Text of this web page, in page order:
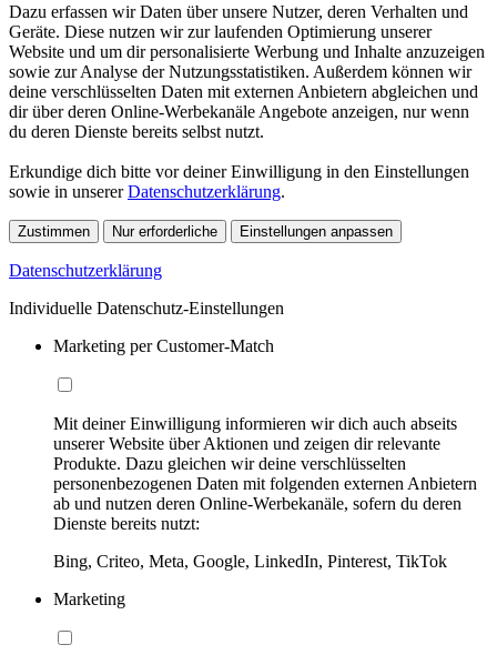
Dazu erfassen wir Daten über unsere Nutzer, deren Verhalten und
Geräte. Diese nutzen wir zur laufenden Optimierung unserer
Website und um dir personalisierte Werbung und Inhalte anzuzeigen
sowie zur Analyse der Nutzungsstatistiken. Außerdem können wir
deine verschlüsselten Daten mit externen Anbietern abgleichen und
dir über deren Online-Werbekanäle Angebote anzeigen, nur wenn
du deren Dienste bereits selbst nutzt.
Erkundige dich bitte vor deiner Einwilligung in den Einstellungen
sowie in unsererDatenschutzerklärung.
Zustimmen Nur erforderliche Einstellungen anpassen
Datenschutzerklärung
Individuelle Datenschutz-Einstellungen
Marketing per Customer-Match
Mit deiner Einwilligung informieren wir dich auch abseits
unserer Website über Aktionen und zeigen dir relevante
Produkte. Dazu gleichen wir deine verschlüsselten
personenbezogenen Daten mit folgenden externen Anbietern
ab und nutzen deren Online-Werbekanäle, sofern du deren
Dienste bereits nutzt:
Bing, Criteo, Meta, Google, LinkedIn, Pinterest, TikTok
Marketing